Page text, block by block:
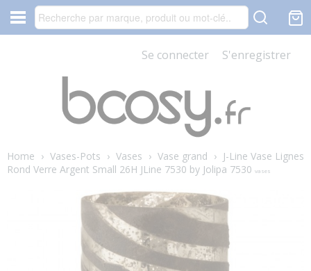
Se connecter S'enregistrer
Home › Vases-Pots › Vases › Vase grand › J-Line Vase Lignes
Rond Verre Argent Small 26H JLine 7530 by Jolipa 7530 vases